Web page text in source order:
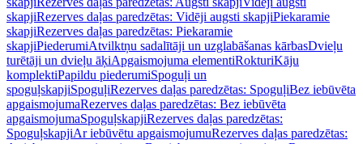
skapjiRezerves daļas paredzētas: Vidēji augsti skapjiPiekaramie
skapjiRezerves daļas paredzētas: Piekaramie
skapjiPiederumiAtvilktņu sadalītāji un uzglabāšanas kārbasDvieļu
turētāji un dvieļu āķiApgaismojuma elementiRokturiKāju
komplektiPapildu piederumiSpoguļi un
spoguļskapjiSpoguļiRezerves daļas paredzētas: SpoguļiBez iebūvēta
apgaismojumaRezerves daļas paredzētas: Bez iebūvēta
apgaismojumaSpoguļskapjiRezerves daļas paredzētas:
SpoguļskapjiAr iebūvētu apgaismojumuRezerves daļas paredzētas: